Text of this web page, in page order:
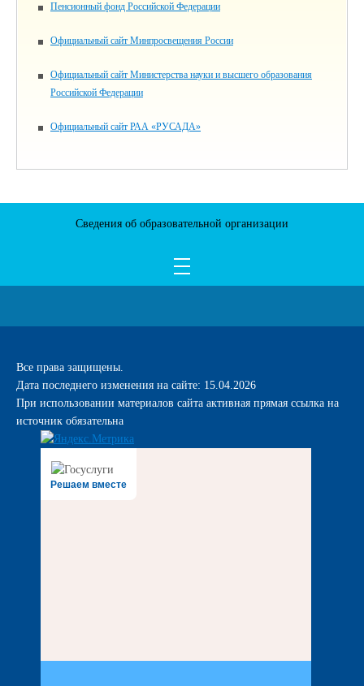
Пенсионный фонд Российской Федерации
Официальный сайт Минпросвещения России
Официальный сайт Министерства науки и высшего образования
Российской Федерации
Официальный сайт РАА «РУСАДА»
Сведения об образовательной организации
Все права защищены.
Дата последнего изменения на сайте: 15.04.2026
При использовании материалов сайта активная прямая ссылка на
источник обязательна
Решаем вместе